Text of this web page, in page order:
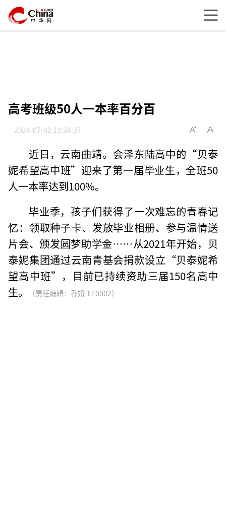
高考班级50人一本率百分百
2024-07-02 13:34:37
近日，云南曲靖。会泽东陆高中的“贝泰
妮希望高中班”迎来了第一届毕业生，全班50
人一本率达到100%。
毕业季，孩子们获得了一次难忘的青春记
忆：领取种子卡、发放毕业相册、参与温情送
片会、颁发圆梦助学金……从2021年开始，贝
泰妮集团通过云南青基会捐款设立“贝泰妮希
望高中班”，目前已持续资助三届150名高中
生。
（责任编辑：乔娇 TT0002）